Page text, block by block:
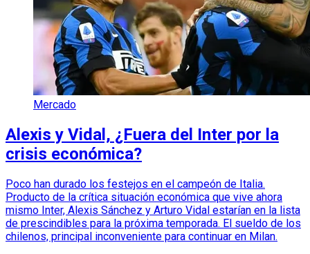
Mercado
Alexis y Vidal, ¿Fuera del Inter por la
crisis económica?
Poco han durado los festejos en el campeón de Italia.
Producto de la crítica situación económica que vive ahora
mismo Inter, Alexis Sánchez y Arturo Vidal estarían en la lista
de prescindibles para la próxima temporada. El sueldo de los
chilenos, principal inconveniente para continuar en Milan.